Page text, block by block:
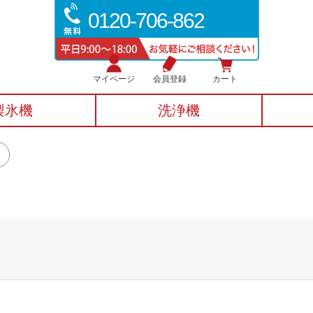
0120-706-862
マイページ 会員登録 カート
氷機 洗浄機